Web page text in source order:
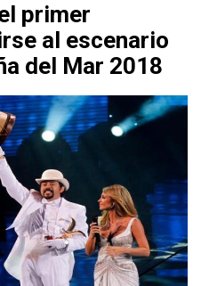
primer
al escenario
del Mar 2018